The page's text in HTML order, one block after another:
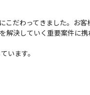
こだわってきました。お客
解決していく重要案件に携
います。